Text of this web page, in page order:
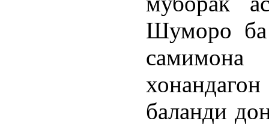
Шуморо ба
баланди